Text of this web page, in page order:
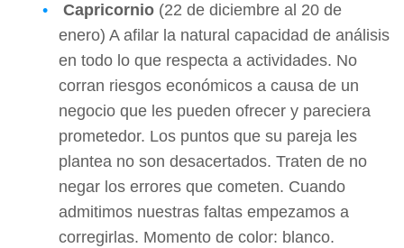
Capricornio (22 de diciembre al 20 de
enero) A afilar la natural capacidad de análisis
en todo lo que respecta a actividades. No
corran riesgos económicos a causa de un
negocio que les pueden ofrecer y pareciera
prometedor. Los puntos que su pareja les
plantea no son desacertados. Traten de no
negar los errores que cometen. Cuando
admitimos nuestras faltas empezamos a
corregirlas. Momento de color: blanco.